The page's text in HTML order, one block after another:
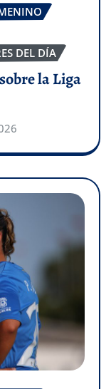
DEL DÍA
la Liga